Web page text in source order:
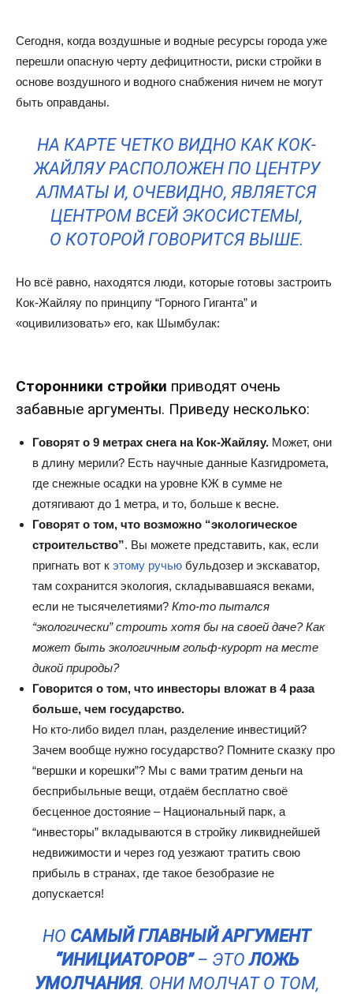
Сегодня, когда воздушные и водные ресурсы города уже
перешли опасную черту дефицитности, риски стройки в
основе воздушного и водного снабжения ничем не могут
быть оправданы.
НА КАРТЕ ЧЕТКО ВИДНО КАК КОК-
ЖАЙЛЯУ РАСПОЛОЖЕН ПО ЦЕНТРУ
АЛМАТЫ И, ОЧЕВИДНО, ЯВЛЯЕТСЯ
ЦЕНТРОМ ВСЕЙ ЭКОСИСТЕМЫ,
О КОТОРОЙ ГОВОРИТСЯ ВЫШЕ.
Но всё равно, находятся люди, которые готовы застроить
Кок-Жайляу по принципу “Горного Гиганта” и
«оцивилизовать» его, как Шымбулак:
Сторонники стройки приводят очень
забавные аргументы. Приведу несколько:
Говорят о 9 метрах снега на Кок-Жайляу. Может, они
в длину мерили? Есть научные данные Казгидромета,
где снежные осадки на уровне КЖ в сумме не
дотягивают до 1 метра, и то, больше к весне.
Говорят о том, что возможно “экологическое
строительство”. Вы можете представить, как, если
пригнать вот к этому ручью бульдозер и экскаватор,
там сохранится экология, складывавшаяся веками,
если не тысячелетиями? Кто-то пытался
“экологически” строить хотя бы на своей даче?Как
может быть экологичным гольф-курорт на месте
дикой природы?
Говорится о том, что инвесторы вложат в 4 раза
больше, чем государство.
Но кто-либо видел план, разделение инвестиций?
Зачем вообще нужно государство? Помните сказку про
“вершки и корешки”? Мы с вами тратим деньги на
бесприбыльные вещи, отдаём бесплатно своё
бесценное достояние – Национальный парк, а
“инвесторы” вкладываются в стройку ликвиднейшей
недвижимости и через год уезжают тратить свою
прибыль в странах, где такое безобразие не
допускается!
НО САМЫЙ ГЛАВНЫЙ АРГУМЕНТ
“ИНИЦИАТОРОВ”– ЭТОЛОЖЬ
УМОЛЧАНИЯ. ОНИ МОЛЧАТ О ТОМ,